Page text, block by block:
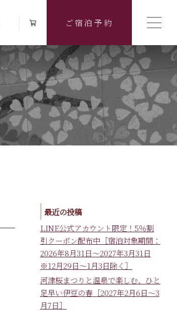
ご宿泊予約
最近の投稿
LINE公式アカウント限定！5％割
引クーポン配布中［宿泊対象期間：
2026年8月31日～2027年3月31日
※12月29日～1月3日除く］
河津桜まつりと温泉で楽しむ、ひと
足早い伊豆の春［2027年2月6日～3
月7日］